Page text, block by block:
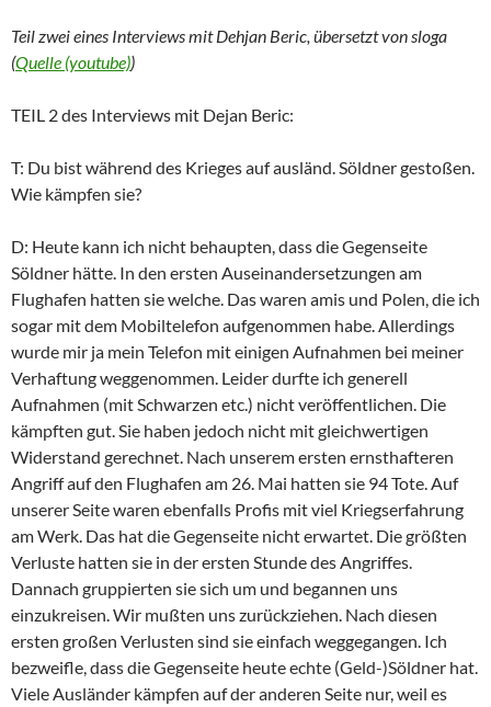
Teil zwei eines Interviews mit Dehjan Beric, übersetzt von sloga
(Quelle (youtube))
TEIL 2 des Interviews mit Dejan Beric:
T: Du bist während des Krieges auf ausländ. Söldner gestoßen.
Wie kämpfen sie?
D: Heute kann ich nicht behaupten, dass die Gegenseite
Söldner hätte. In den ersten Auseinandersetzungen am
Flughafen hatten sie welche. Das waren amis und Polen, die ich
sogar mit dem Mobiltelefon aufgenommen habe. Allerdings
wurde mir ja mein Telefon mit einigen Aufnahmen bei meiner
Verhaftung weggenommen. Leider durfte ich generell
Aufnahmen (mit Schwarzen etc.) nicht veröffentlichen. Die
kämpften gut. Sie haben jedoch nicht mit gleichwertigen
Widerstand gerechnet. Nach unserem ersten ernsthafteren
Angriff auf den Flughafen am 26. Mai hatten sie 94 Tote. Auf
unserer Seite waren ebenfalls Profis mit viel Kriegserfahrung
am Werk. Das hat die Gegenseite nicht erwartet. Die größten
Verluste hatten sie in der ersten Stunde des Angriffes.
Dannach gruppierten sie sich um und begannen uns
einzukreisen. Wir mußten uns zurückziehen. Nach diesen
ersten großen Verlusten sind sie einfach weggegangen. Ich
bezweifle, dass die Gegenseite heute echte (Geld-)Söldner hat.
Viele Ausländer kämpfen auf der anderen Seite nur, weil es